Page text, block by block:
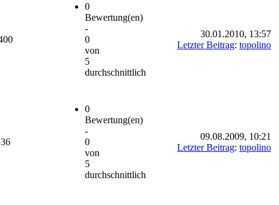
0
Bewertung(en)
-
0
von
5
durchschnittlich
30.01.2010, 13:57
Letzter Beitrag: topolino
0
Bewertung(en)
-
0
von
5
durchschnittlich
09.08.2009, 10:21
Letzter Beitrag: topolino